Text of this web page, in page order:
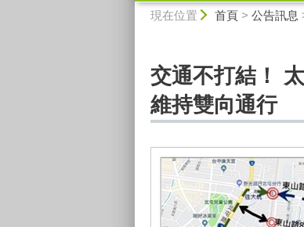
現在位置 首頁> 公告訊息
交通不打結！
維持雙向通行